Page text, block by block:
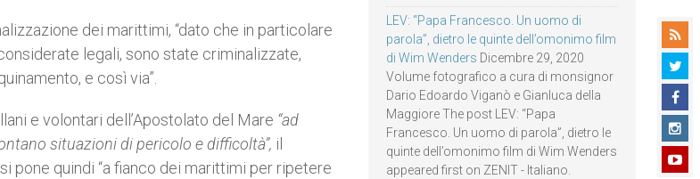
dei marittimi, “dato che in particolare
legali, sono state criminalizzate,
e così via”.
e volontari dell’Apostolato del Mare “ad
situazioni di pericolo e difficoltà”, il
si pone quindi “a fianco dei marittimi per ripetere
LEV: “Papa Francesco. Un uomo di
parola”, dietro le quinte dell’omonimo film
di Wim Wenders Dicembre 29, 2020
Volume fotografico a cura di monsignor
Dario Edoardo Viganò e Gianluca della
Maggiore The post LEV: “Papa
Francesco. Un uomo di parola”, dietro le
quinte dell’omonimo film di Wim Wenders
appeared first on ZENIT - Italiano.